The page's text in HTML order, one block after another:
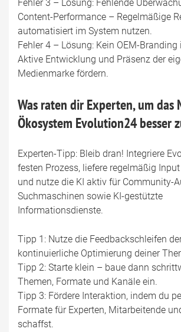
Fehler 3 – Lösung: Fehlende
Content-Performance – Regelmäßige
automatisiert im System nutzen.
Fehler 4 – Lösung: Kein OEM-
Aktive Entwicklung und Präsenz der
Medienmarke fördern.
Was raten dir Experten, um das
Ökosystem Evolution24 besser
Experten-Tipp: Bleib dran! Integriere
festen Prozess, liefere regelmäßig
und nutze die KI aktiv für Community-
Suchmaschinen sowie KI-gestützte
Informationsdienste.
Tipp 1: Nutze die Feedbackschleifen
kontinuierliche Optimierung deiner
Tipp 2: Starte klein – baue dann
Themen, Formate und Kanäle ein.
Tipp 3: Fördere Interaktion, indem du
Formate für Experten, Mitarbeitende
schaffst.